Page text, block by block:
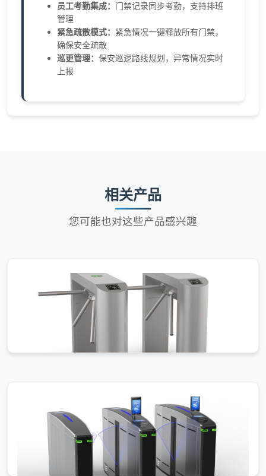
员工考勤集成： 门禁记录同步考勤，支持排班
管理
紧急疏散模式： 紧急情况一键释放所有门禁，
确保安全疏散
巡更管理： 保安巡逻路线规划，异常情况实时
上报
相关产品
您可能也对这些产品感兴趣
三辊闸 - 多场景 - 智能管控 - 故障自检报警